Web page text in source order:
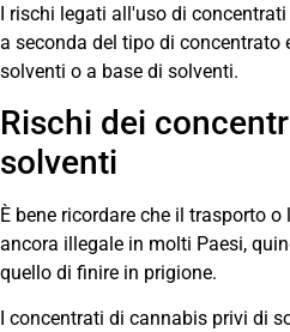
I rischi legati all'uso di
a seconda del tipo di concentrato
solventi o a base di solventi.
Rischi dei
solventi
È bene ricordare che il trasporto
ancora illegale in molti Paesi,
quello di finire in prigione.
I concentrati di cannabis privi di